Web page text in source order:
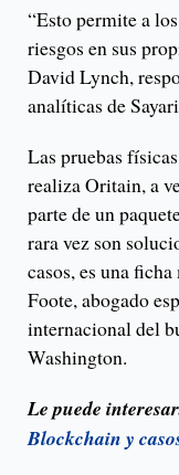
“Esto permite a
riesgos en sus
David Lynch,
analíticas de
Las pruebas
realiza Oritain, a
parte de un
rara vez son
casos, es una
Foote, abogado
internacional del
Washington.
Le puede
Blockchain y